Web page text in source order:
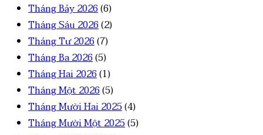
Tháng Bảy 2026(6)
Tháng Sáu 2026(2)
Tháng Tư 2026(7)
Tháng Ba 2026(5)
Tháng Hai 2026(1)
Tháng Một 2026(5)
Tháng Mười Hai 2025(4)
Tháng Mười Một 2025(5)